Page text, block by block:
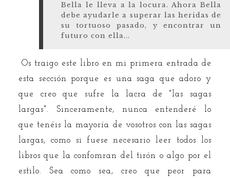
Bella le lleva a la locura. Ahora Bella
debe ayudarle a superar las heridas de
su tortuoso pasado, y encontrar un
futuro con ella...
Os traigo este libro en mi primera entrada de
esta sección porque es una saga que adoro y
que creo que sufre la lacra de "las sagas
largas". Sinceramente, nunca entenderé lo
que tenéis la mayoría de vosotros con las sagas
largas, como si fuese necesario leer todos los
libros que la confomran del tirón o algo por el
estilo. Sea como sea, creo que peor para